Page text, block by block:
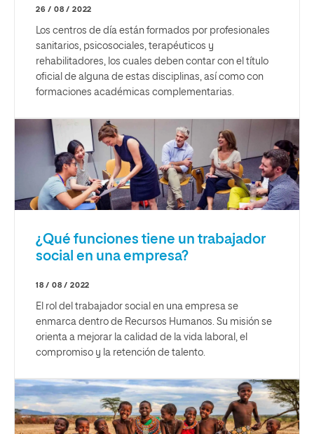
26 / 08 / 2022
Los centros de día están formados por profesionales
sanitarios, psicosociales, terapéuticos y
rehabilitadores, los cuales deben contar con el título
oficial de alguna de estas disciplinas, así como con
formaciones académicas complementarias.
¿Qué funciones tiene un trabajador
social en una empresa?
18 / 08 / 2022
El rol del trabajador social en una empresa se
enmarca dentro de Recursos Humanos. Su misión se
orienta a mejorar la calidad de la vida laboral, el
compromiso y la retención de talento.